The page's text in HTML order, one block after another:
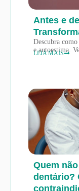
Antes e
Descubra
e autoestima.
LEIA MAIS
Quem
dentário?